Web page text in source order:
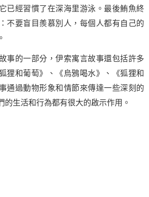
已經習慣了在深海里游泳。最後鮪魚終
不要盲目羨慕別人，每個人都有自己的
事的一部分，伊索寓言故事還包括許多
狸和葡萄》、《烏鴉喝水》、《狐狸和
通過動物形象和情節來傳達一些深刻的
的生活和行為都有很大的啟示作用。